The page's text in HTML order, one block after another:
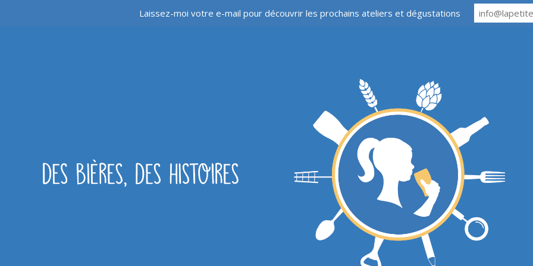
Laissez-moi votre e-mail pour découvrir les prochains ateliers et dégustations